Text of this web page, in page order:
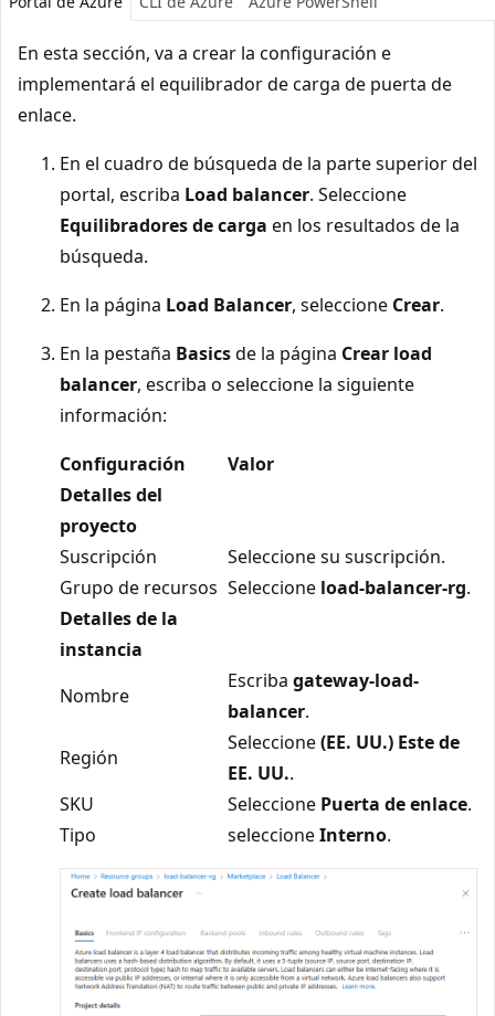
En esta sección, va a crear la configuración e
implementará el equilibrador de carga de puerta de
enlace.
En el cuadro de búsqueda de la parte superior del
portal, escriba Load balancer. Seleccione
Equilibradores de carga en los resultados de la
búsqueda.
En la página Load Balancer, seleccione Crear.
En la pestaña Basicsde la página Crear load
balancer, escriba o seleccione la siguiente
información:
Configuración
Valor
Detalles del
proyecto
Suscripción
Seleccione su suscripción.
Grupo de recursos Seleccione load-balancer-rg.
Detalles de la
instancia
Nombre
Escriba gateway-load-
balancer.
Región
Seleccione(EE. UU.) Este de
EE. UU..
SKU
Seleccione Puerta de enlace.
Tipo
seleccioneInterno.